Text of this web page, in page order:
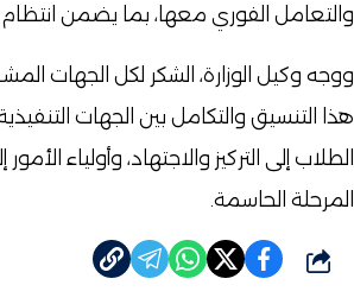
والتعامل الفوري معها، بما يضمن
ووجه وكيل الوزارة، الشكر لكل الجهات
هذا التنسيق والتكامل بين الجهات
الطلاب إلى التركيز والاجتهاد، وأولياء
المرحلة الحاسمة.
شارك